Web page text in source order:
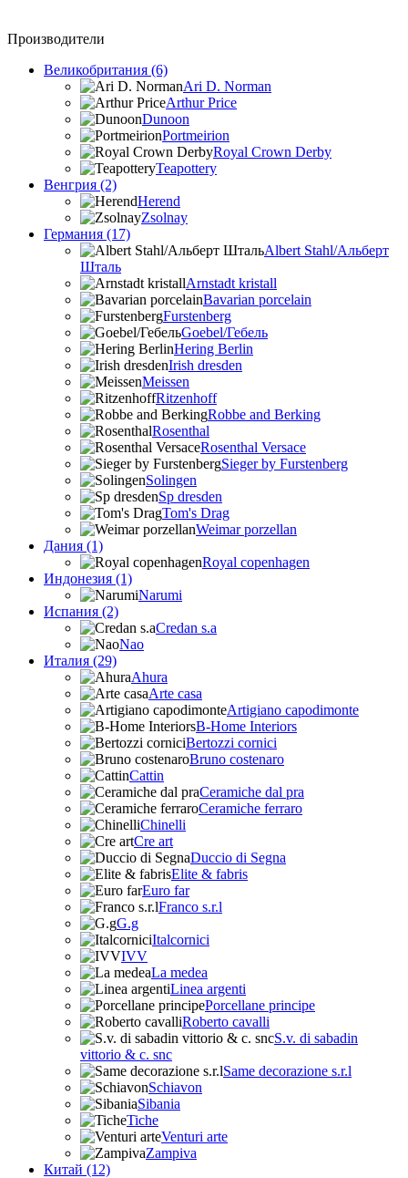
Производители
Великобритания (6)
Ari D. Norman
Arthur Price
Dunoon
Portmeirion
Royal Crown Derby
Teapottery
Венгрия (2)
Herend
Zsolnay
Германия (17)
Albert Stahl/Альбеpт
Шталь
Arnstadt kristall
Bavarian porcelain
Furstenberg
Goebel/Гебель
Hering Berlin
Irish dresden
Meissen
Ritzenhoff
Robbe and Berking
Rosenthal
Rosenthal Versace
Sieger by Furstenberg
Solingen
Sp dresden
Tom's Drag
Weimar porzellan
Дания (1)
Royal copenhagen
Индонезия (1)
Narumi
Испания (2)
Credan s.a
Nao
Италия (29)
Ahura
Arte casa
Artigiano capodimonte
B-Home Interiors
Bertozzi cornici
Bruno costenaro
Cattin
Ceramiche dal pra
Ceramiche ferraro
Chinelli
Cre art
Duccio di Segna
Elite & fabris
Euro far
Franco s.r.l
G.g
Italcornici
IVV
La medea
Linea argenti
Porcellane principe
Roberto cavalli
S.v. di sabadin
vittorio & c. snc
Same decorazione s.r.l
Schiavon
Sibania
Tiche
Venturi arte
Zampiva
Китай (12)